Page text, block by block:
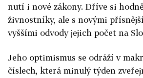
nutí i nové zákony. Dříve si
živnostníky, ale s novými
vyššími odvody jejich počet na
Jeho optimismus se odráží v
číslech, která minulý týden